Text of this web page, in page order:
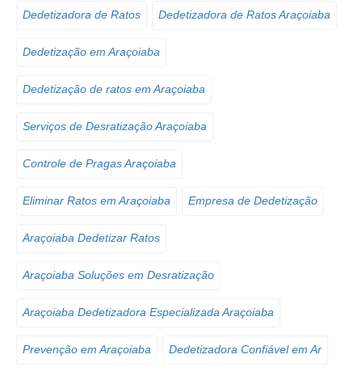
Dedetizadora de Ratos Dedetizadora de Ratos Araçoiaba
Dedetização em Araçoiaba
Dedetização de ratos em Araçoiaba
Serviços de Desratização Araçoiaba
Controle de Pragas Araçoiaba
Eliminar Ratos em Araçoiaba Empresa de Dedetização
Araçoiaba Dedetizar Ratos
Araçoiaba Soluções em Desratização
Araçoiaba Dedetizadora Especializada Araçoiaba
Prevenção em Araçoiaba Dedetizadora Confiável em Ar